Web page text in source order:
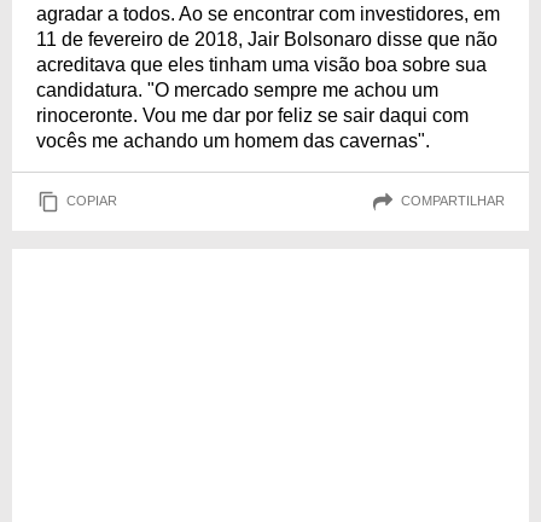
agradar a todos. Ao se encontrar com investidores, em
11 de fevereiro de 2018, Jair Bolsonaro disse que não
acreditava que eles tinham uma visão boa sobre sua
candidatura. "O mercado sempre me achou um
rinoceronte. Vou me dar por feliz se sair daqui com
vocês me achando um homem das cavernas".
COPIAR COMPARTILHAR